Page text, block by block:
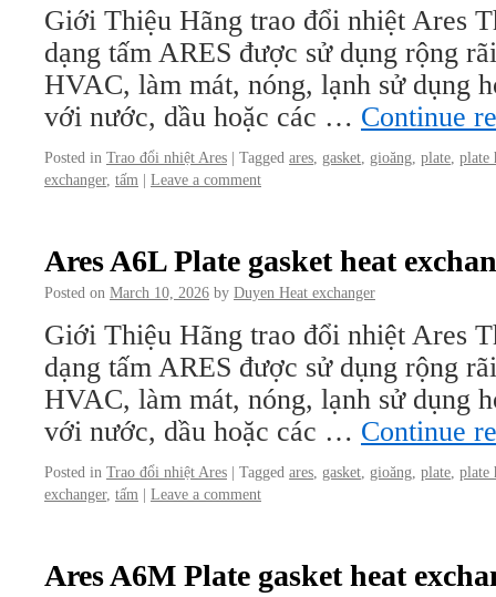
Giới Thiệu Hãng trao đổi nhiệt Ares
dạng tấm ARES được sử dụng rộng
HVAC, làm mát, nóng, lạnh sử dụng
với nước, dầu hoặc các … Continue
Posted in Trao đổi nhiệt Ares | Tagged ares gasket gioăng plate plate
exchanger, tấm | Leave a comment
Ares A6L Plate gasket heat
Posted on March 10, 2026 by Duyen Heat exchanger
Giới Thiệu Hãng trao đổi nhiệt Ares
dạng tấm ARES được sử dụng rộng
HVAC, làm mát, nóng, lạnh sử dụng
với nước, dầu hoặc các … Continue
Posted in Trao đổi nhiệt Ares | Tagged ares gasket gioăng plate plate
exchanger, tấm | Leave a comment
Ares A6M Plate gasket heat